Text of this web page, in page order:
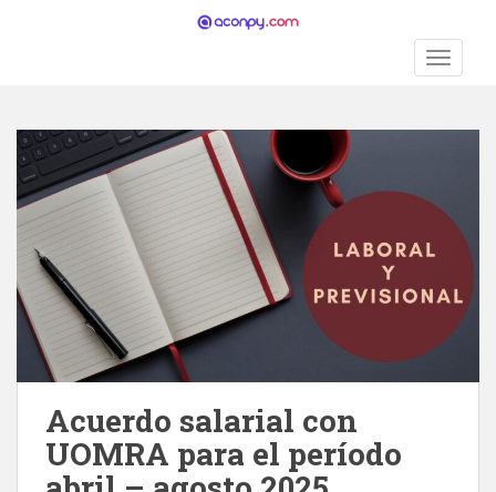
Acuerdo salarial con
UOMRA para el período